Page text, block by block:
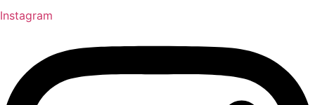
Instagram